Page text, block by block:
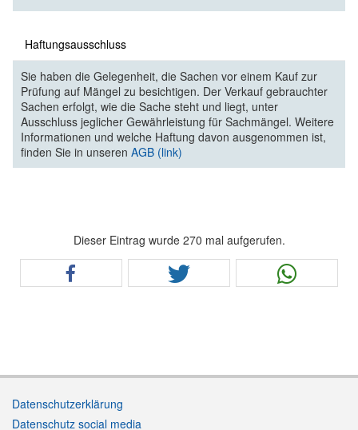
Haftungsausschluss
Sie haben die Gelegenheit, die Sachen vor einem Kauf zur
Prüfung auf Mängel zu besichtigen. Der Verkauf gebrauchter
Sachen erfolgt, wie die Sache steht und liegt, unter
Ausschluss jeglicher Gewährleistung für Sachmängel. Weitere
Informationen und welche Haftung davon ausgenommen ist,
finden Sie in unseren AGB (link)
Dieser Eintrag wurde 270 mal aufgerufen.
Datenschutzerklärung
Datenschutz social media